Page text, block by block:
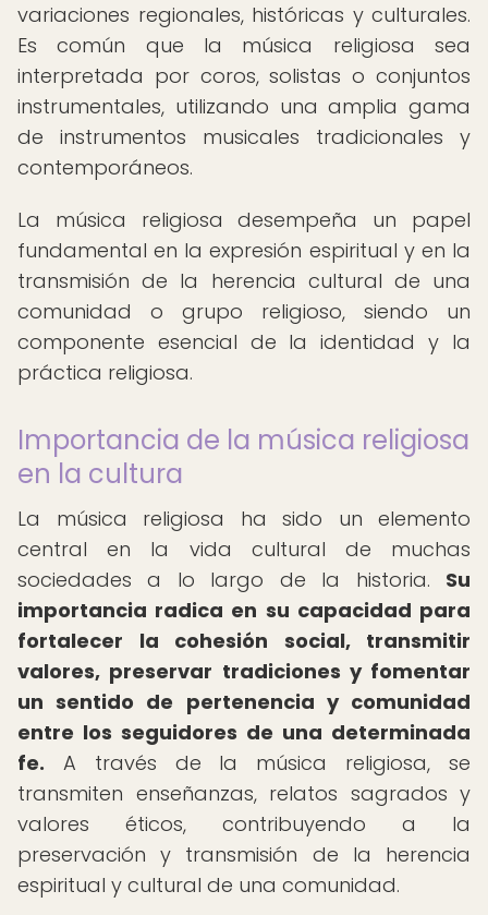
variaciones regionales, históricas y culturales.
Es común que la música religiosa sea
interpretada por coros, solistas o conjuntos
instrumentales, utilizando una amplia gama
de instrumentos musicales tradicionales y
contemporáneos.
La música religiosa desempeña un papel
fundamental en la expresión espiritual y en la
transmisión de la herencia cultural de una
comunidad o grupo religioso, siendo un
componente esencial de la identidad y la
práctica religiosa.
Importancia de la música religiosa
en la cultura
La música religiosa ha sido un elemento
central en la vida cultural de muchas
sociedades a lo largo de la historia. Su
importancia radica en su capacidad para
fortalecer la cohesión social, transmitir
valores, preservar tradiciones y fomentar
un sentido de pertenencia y comunidad
entre los seguidores de una determinada
fe. A través de la música religiosa, se
transmiten enseñanzas, relatos sagrados y
valores éticos, contribuyendo a la
preservación y transmisión de la herencia
espiritual y cultural de una comunidad.